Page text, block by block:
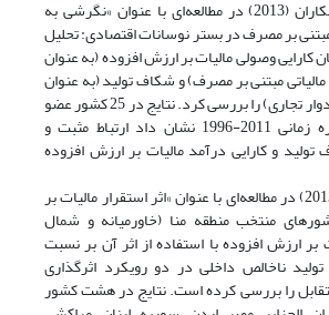
موسوی جهرمی و همکاران (2013) در مطالعه‌ای با عنوان »نگرشی به
مبتنی بر مصرف در بستر نوسانات اقتصادی: تحلیل
کارایی وصولی مالیات بر ارزش افزوده (به عنوان
مبتنی بر مصرف) و شکاف تولید (به عنوان
شاخصی برای معرفی ادوار تجاری) را بررسی کرد. نتایج در 25 کشور عضو
اتحادیه اروپا در دوره زمانی 2011-1996 نشان داد ارتباط مثبت و
و کارایی درآمد مالیات بر ارزش افزوده
پژویان و ورشوساز (2013) در مطالعه‌ای با عنوان »اثر استقرار مالیات بر
منتخب منطقه منا (خاورمیانه و شمال
بر ارزش افزوده با استفاده از اثر آن بر نسبت
ناخالص داخلی در دو رویکرد اثرگذاری
را بررسی کرده است. نتایج در هشت کشور